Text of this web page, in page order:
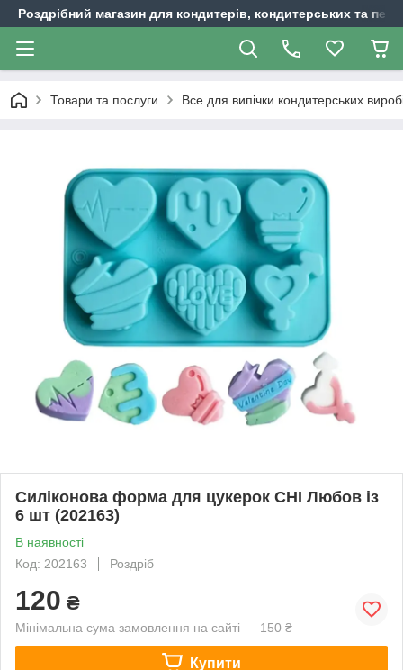
Роздрібний магазин для кондитерів, кондитерських та
Товари та послуги Все для випічки кондитерських
Силіконова форма для цукерок CHI Любов із
6 шт (202163)
В наявності
Код: 202163
Роздріб
120 ₴
Мінімальна сума замовлення на сайті — 150 ₴
Купити